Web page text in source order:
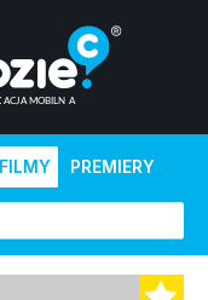
FILMY PREMIERY